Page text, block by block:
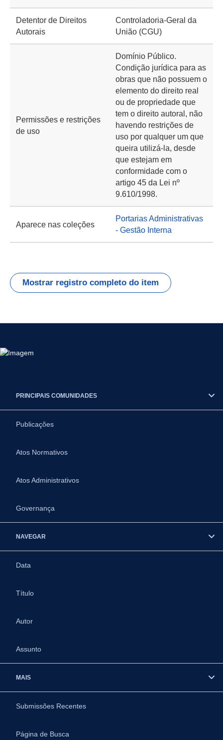
Detentor de Direitos
Autorais
Controladoria-Geral da
União (CGU)
Permissões e restrições
de uso
Domínio Público.
Condição jurídica para as
obras que não possuem o
elemento do direito real
ou de propriedade que
tem o direito autoral, não
havendo restrições de
uso por qualquer um que
queira utilizá-la, desde
que estejam em
conformidade com o
artigo 45 da Lei nº
9.610/1998.
Aparece nas coleções
Portarias Administrativas
- Gestão Interna
Mostrar registro completo do item
PRINCIPAIS COMUNIDADES
Publicações
Atos Normativos
Atos Administrativos
Governança
NAVEGAR
Data
Título
Autor
Assunto
MAIS
Submissões Recentes
Página de Busca